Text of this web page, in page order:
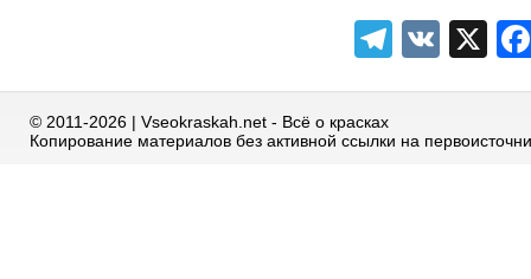
VK X
© 2011-2026 | Vseokraskah.net - Всё о красках
Копирование материалов без активной ссылки на